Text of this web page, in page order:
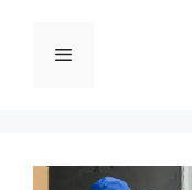
القائمة